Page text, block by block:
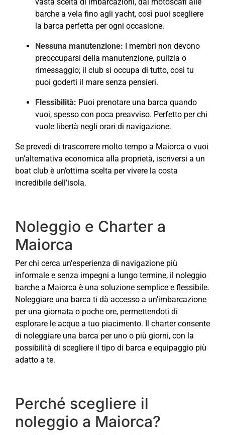
barche a vela fino agli yacht, così puoi scegliere
la barca perfetta per ogni occasione.
Nessuna manutenzione: I membri non devono
preoccuparsi della manutenzione, pulizia o
rimessaggio; il club si occupa di tutto, così tu
puoi goderti il mare senza pensieri.
Flessibilità: Puoi prenotare una barca quando
vuoi, spesso con poca preavviso. Perfetto per chi
vuole libertà negli orari di navigazione.
Se prevedi di trascorrere molto tempo a Maiorca o vuoi
un’alternativa economica alla proprietà, iscriversi a un
boat club è un’ottima scelta per vivere la costa
incredibile dell’isola.
Noleggio e Charter a
Maiorca
Per chi cerca un’esperienza di navigazione più
informale e senza impegni a lungo termine, il noleggio
barche a Maiorca è una soluzione semplice e flessibile.
Noleggiare una barca ti dà accesso a un’imbarcazione
per una giornata o poche ore, permettendoti di
esplorare le acque a tuo piacimento. Il charter consente
di noleggiare una barca per uno o più giorni, con la
possibilità di scegliere il tipo di barca e equipaggio più
adatto a te.
Perché scegliere il
noleggio a Maiorca?